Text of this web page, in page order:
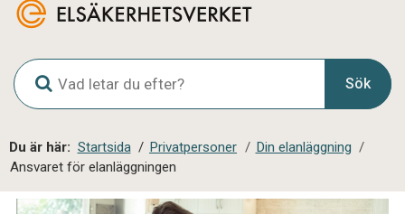
G
l
o
a
l
s
Sök
Du är här: Startsida / Privatpersoner / Din elanläggning /
Ansvaret för elanläggningen